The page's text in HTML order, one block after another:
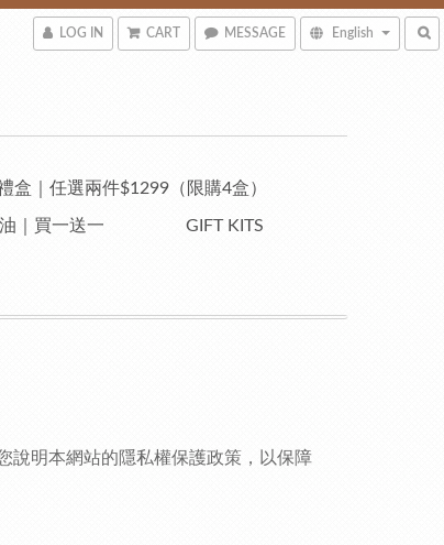
LOG IN CART MESSAGE English
盒｜任選兩件$1299（限購4盒）
｜買一送一 GIFT KITS
說明本網站的隱私權保護政策，以保障